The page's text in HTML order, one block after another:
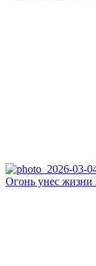
Огонь унес жизни